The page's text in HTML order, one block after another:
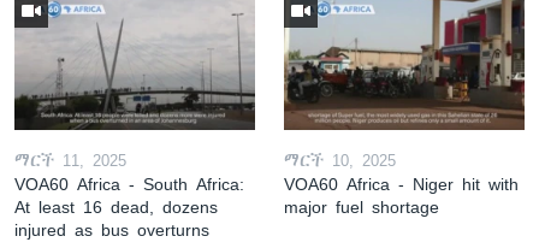
ማርች 11, 2025
VOA60 Africa - South Africa:
At least 16 dead, dozens
injured as bus overturns
ማርች 10, 2025
VOA60 Africa - Niger hit with
major fuel shortage